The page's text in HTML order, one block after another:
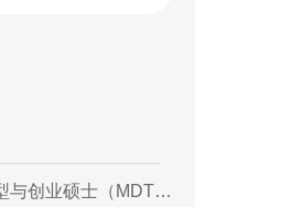
数字化转型与创业硕士（MDTE）